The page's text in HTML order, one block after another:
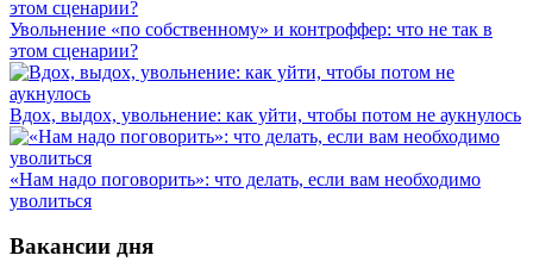
Увольнение «по собственному» и контроффер: что не так в
этом сценарии?
Вдох, выдох, увольнение: как уйти, чтобы потом не аукнулось
«Нам надо поговорить»: что делать, если вам необходимо
уволиться
Вакансии дня